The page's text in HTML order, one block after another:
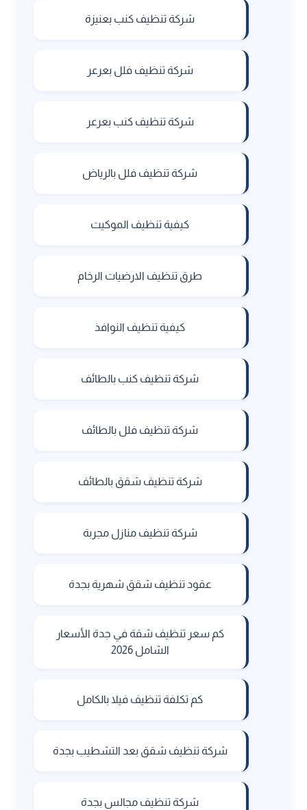
شركة تنظيف كنب بعنيزة
شركة تنظيف فلل بعرعر
شركة تنظيف كنب بعرعر
شركة تنظيف فلل بالرياض
كيفية تنظيف الموكيت
طرق تنظيف الارضيات الرخام
كيفية تنظيف النوافذ
شركة تنظيف كنب بالطائف
شركة تنظيف فلل بالطائف
شركة تنظيف شقق بالطائف
شركة تنظيف منازل مجربة
عقود تنظيف شقق شهرية بجدة
كم سعر تنظيف شقة في جدة الأسعار
الشامل 2026
كم تكلفة تنظيف فيلا بالكامل
شركة تنظيف شقق بعد التشطيب بجدة
شركة تنظيف مجالس بجدة